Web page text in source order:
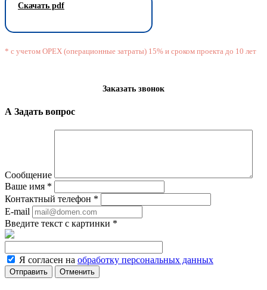
Скачать pdf
* с учетом OPEX (операционные затраты) 15% и сроком проекта до 10 лет
Заказать звонок
А Задать вопрос
Сообщение
Ваше имя *
Контактный телефон *
E-mail
Введите текст с картинки *
Я согласен на обработку персональных данных
Отменить